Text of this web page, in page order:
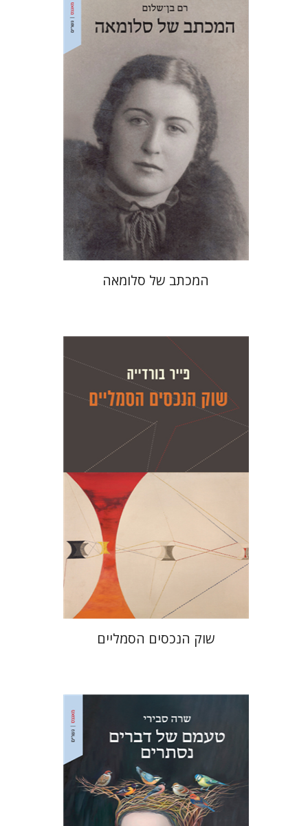
רם בן-שלום
הנחת אתר ספר מודפס
$46
$41
המכתב של סלומאה
פייר בורדייה
ז'יזל ספירו
אמוץ גלעדי
ז'יזל ספירו
אמוץ גלעדי
הנחת אתר ספר מודפס
$31
שוק הנכסים הסמליים
שרה סבירי